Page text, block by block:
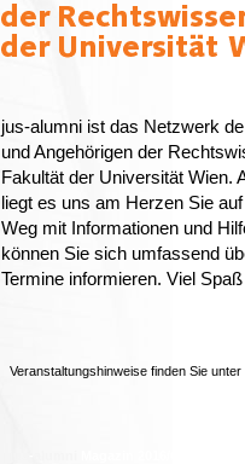
jus-alumni ist das Netzwerk
und Angehörigen der
Fakultät der Universität Wien.
liegt es uns am Herzen Sie
Weg mit Informationen und
können Sie sich umfassend
Termine informieren. Viel
Veranstaltungshinweise finden Sie unter